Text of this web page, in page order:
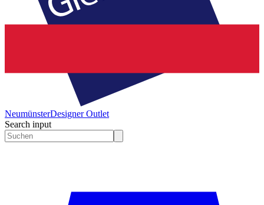
NeumünsterDesigner Outlet
Search input